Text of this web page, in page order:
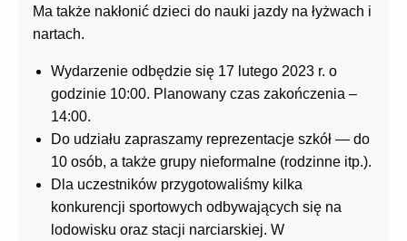
Ma także nakłonić dzieci do nauki jazdy na łyżwach i
nartach.
Wydarzenie odbędzie się 17 lutego 2023 r. o
godzinie 10:00. Planowany czas zakończenia –
14:00.
Do udziału zapraszamy reprezentacje szkół — do
10 osób, a także grupy nieformalne (rodzinne itp.).
Dla uczestników przygotowaliśmy kilka
konkurencji sportowych odbywających się na
lodowisku oraz stacji narciarskiej. W